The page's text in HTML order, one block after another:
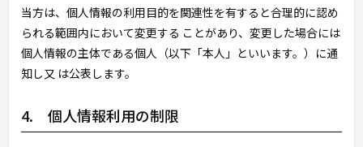
当方は、個人情報の利用目的を関連性を有すると合理的に認め
られる範囲内において変更する ことがあり、変更した場合には
個人情報の主体である個人（以下「本人」といいます。）に通
知し又 は公表します。
4. 個人情報利用の制限